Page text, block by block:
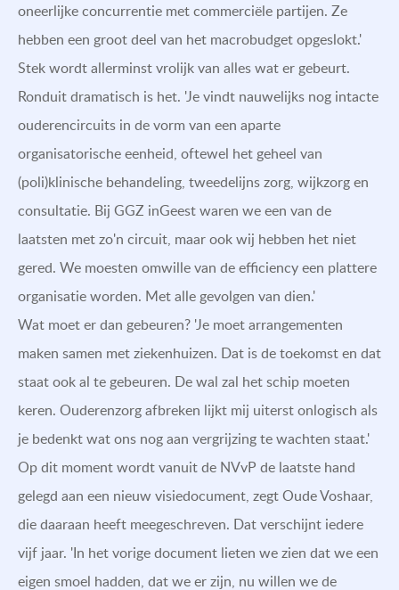
oneerlijke concurrentie met commerciële partijen. Ze
hebben een groot deel van het macrobudget opgeslokt.'
Stek wordt allerminst vrolijk van alles wat er gebeurt.
Ronduit dramatisch is het. 'Je vindt nauwelijks nog intacte
ouderencircuits in de vorm van een aparte
organisatorische eenheid, oftewel het geheel van
(poli)klinische behandeling, tweedelijns zorg, wijkzorg en
consultatie. Bij GGZ inGeest waren we een van de
laatsten met zo'n circuit, maar ook wij hebben het niet
gered. We moesten omwille van de efficiency een plattere
organisatie worden. Met alle gevolgen van dien.'
Wat moet er dan gebeuren? 'Je moet arrangementen
maken samen met ziekenhuizen. Dat is de toekomst en dat
staat ook al te gebeuren. De wal zal het schip moeten
keren. Ouderenzorg afbreken lijkt mij uiterst onlogisch als
je bedenkt wat ons nog aan vergrijzing te wachten staat.'
Op dit moment wordt vanuit de NVvP de laatste hand
gelegd aan een nieuw visiedocument, zegt Oude Voshaar,
die daaraan heeft meegeschreven. Dat verschijnt iedere
vijf jaar. 'In het vorige document lieten we zien dat we een
eigen smoel hadden, dat we er zijn, nu willen we de